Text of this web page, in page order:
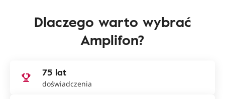
Dlaczego warto wybrać
Amplifon?
75 lat
doświadczenia